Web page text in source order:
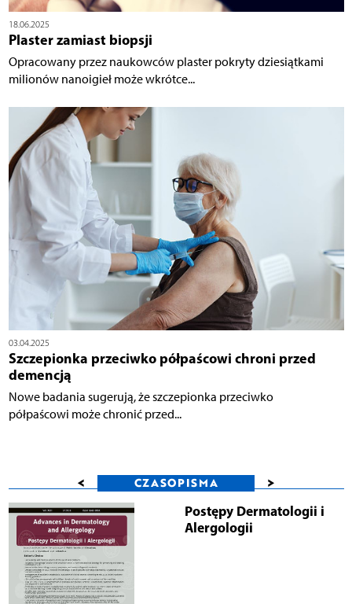
18.06.2025
Plaster zamiast biopsji
Opracowany przez naukowców plaster pokryty dziesiątkami
milionów nanoigieł może wkrótce...
03.04.2025
Szczepionka przeciwko półpaścowi chroni przed
demencją
Nowe badania sugerują, że szczepionka przeciwko
półpaścowi może chronić przed...
< CZASOPISMA >
Postępy Dermatologii i
Alergologii